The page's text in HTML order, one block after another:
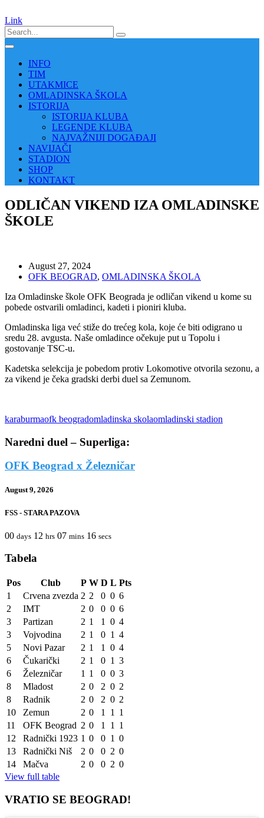
Link
INFO
TIM
UTAKMICE
OMLADINSKA ŠKOLA
ISTORIJA
ISTORIJA KLUBA
LEGENDE KLUBA
NAJVAŽNIJI DOGAĐAJI
NAVIJAČI
STADION
SHOP
KONTAKT
ODLIČAN VIKEND IZA OMLADINSKE
ŠKOLE
August 27, 2024
OFK BEOGRAD, OMLADINSKA ŠKOLA
Iza Omladinske škole OFK Beograda je odličan vikend u kome su
pobede ostvarili omladinci, kadeti i pioniri kluba.
Omladinska liga već stiže do trećeg kola, koje će biti odigrano u
sredu 28. avgusta. Naše omladince očekuje put u Topolu i
gostovanje TSC-u.
Kadetska selekcija je pobedom protiv Lokomotive otvorila sezonu, a
za vikend je čeka gradski derbi duel sa Zemunom.
karaburmaofk beogradomladinska skolaomladinski stadion
Naredni duel – Superliga:
OFK Beograd x Železničar
August 9, 2026
FSS - STARA PAZOVA
00 days 12 hrs 07 mins 16 secs
Tabela
Pos Club P W D L Pts
1
Crvena zvezda 2 2 0 0 6
2
IMT 2 0 0 0 6
3
Partizan 2 1 1 0 4
3
Vojvodina 2 1 0 1 4
5
Novi Pazar 2 1 1 0 4
6
Čukarički 2 1 0 1 3
6
Železničar 1 1 0 0 3
8
Mladost 2 0 2 0 2
8
Radnik 2 0 2 0 2
10
Zemun 2 0 1 1
1
11
OFK Beograd 2 0 1 1
1
12
Radnički 1923 1 0 0 1 0
13
Radnički Niš 2 0 0 2 0
14
Mačva 2 0 0 2 0
View full table
VRATIO SE BEOGRAD!